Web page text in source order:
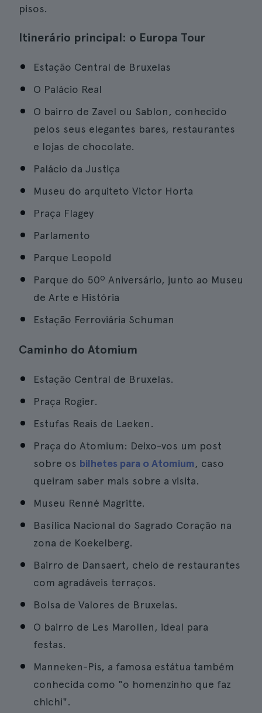
pisos.
Itinerário principal: o Europa Tour
Estação Central de Bruxelas
O Palácio Real
O bairro de Zavel ou Sablon, conhecido
pelos seus elegantes bares, restaurantes
e lojas de chocolate.
Palácio da Justiça
Museu do arquiteto Victor Horta
Praça Flagey
Parlamento
Parque Leopold
Parque do 50º Aniversário, junto ao Museu
de Arte e História
Estação Ferroviária Schuman
Caminho do Atomium
Estação Central de Bruxelas.
Praça Rogier.
Estufas Reais de Laeken.
Praça do Atomium: Deixo-vos um post
sobre os bilhetes para o Atomium, caso
queiram saber mais sobre a visita.
Museu Renné Magritte.
Basílica Nacional do Sagrado Coração na
zona de Koekelberg.
Bairro de Dansaert, cheio de restaurantes
com agradáveis terraços.
Bolsa de Valores de Bruxelas.
O bairro de Les Marollen, ideal para
festas.
Manneken-Pis, a famosa estátua também
conhecida como "o homenzinho que faz
chichi".